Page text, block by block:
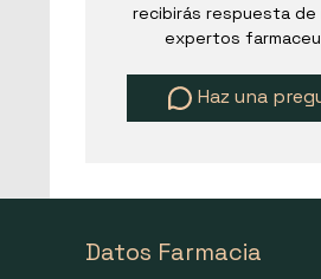
recibirás respuesta
expertos
Haz una
Datos Farmacia